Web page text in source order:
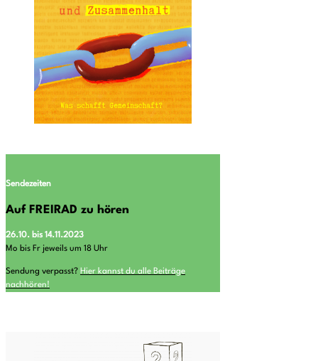
Sendezeiten
Auf FREIRAD zu hören
26.10. bis 14.11.2023
Mo bis Fr jeweils um 18 Uhr
Sendung verpasst? Hier kannst du alle Beiträge
nachhören!